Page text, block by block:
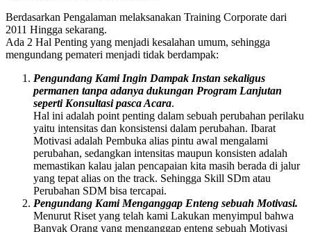
Berdasarkan Pengalaman melaksanakan Training Corporate dari
2011 Hingga sekarang.
Ada 2 Hal Penting yang menjadi kesalahan umum, sehingga
mengundang pemateri menjadi tidak berdampak:
Pengundang Kami Ingin Dampak Instan sekaligus
permanen tanpa adanya dukungan Program Lanjutan
seperti Konsultasi pasca Acara.
Hal ini adalah point penting dalam sebuah perubahan perilaku
yaitu intensitas dan konsistensi dalam perubahan. Ibarat
Motivasi adalah Pembuka alias pintu awal mengalami
perubahan, sedangkan intensitas maupun konsisten adalah
memastikan kalau jalan pencapaian kita masih berada di jalur
yang tepat alias on the track. Sehingga Skill SDm atau
Perubahan SDM bisa tercapai.
Pengundang Kami Menganggap Enteng sebuah Motivasi.
Menurut Riset yang telah kami Lakukan menyimpul bahwa
Banyak Orang yang menganggap enteng sebuah Motivasi